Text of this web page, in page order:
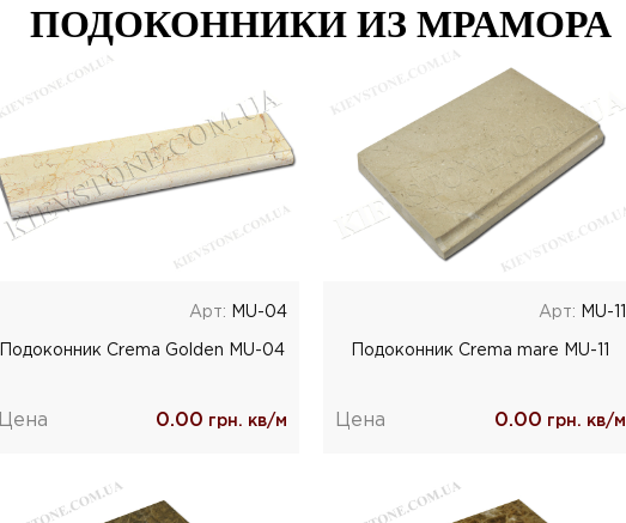
ПОДОКОННИКИ ИЗ МРАМОРА
Арт: MU-04
Подоконник Crema Golden MU-04
Цена 0.00 грн. кв/м
Арт: MU-11
Подоконник Crema mare MU-11
Цена 0.00 грн. кв/м